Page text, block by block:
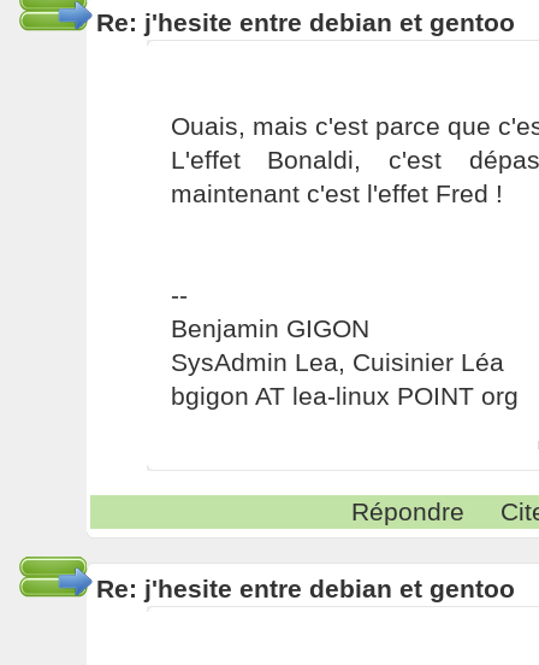
Re: j'hesite entre debian et gentoo
Ouais, mais c'est parce que
L'effet Bonaldi, c'est
maintenant c'est l'effet Fred !
--
Benjamin GIGON
SysAdmin Lea, Cuisinier Léa
bgigon AT lea-linux POINT org
Répondre
Re: j'hesite entre debian et gentoo